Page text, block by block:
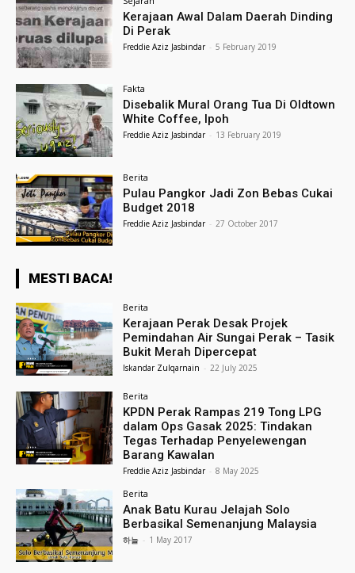
Kerajaan Awal Dalam Daerah Dinding
Di Perak
Freddie Aziz Jasbindar - 5 February 2019
Fakta
Disebalik Mural Orang Tua Di Oldtown
White Coffee, Ipoh
Freddie Aziz Jasbindar - 13 February 2019
Berita
Pulau Pangkor Jadi Zon Bebas Cukai
Budget 2018
Freddie Aziz Jasbindar - 27 October 2017
MESTI BACA!
Berita
Kerajaan Perak Desak Projek
Pemindahan Air Sungai Perak – Tasik
Bukit Merah Dipercepat
Iskandar Zulqarnain - 22 July 2025
Berita
KPDN Perak Rampas 219 Tong LPG
dalam Ops Gasak 2025: Tindakan
Tegas Terhadap Penyelewengan
Barang Kawalan
Freddie Aziz Jasbindar - 8 May 2025
Berita
Anak Batu Kurau Jelajah Solo
Berbasikal Semenanjung Malaysia
하늘 - 1 May 2017